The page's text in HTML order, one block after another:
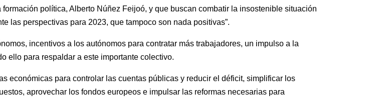
política, Alberto Núñez Feijoó, y que buscan combatir la insostenible situación
las perspectivas para 2023, que tampoco son nada positivas”.
incentivos a los autónomos para contratar más trabajadores, un impulso a la
ello para respaldar a este importante colectivo.
económicas para controlar las cuentas públicas y reducir el déficit, simplificar los
aprovechar los fondos europeos e impulsar las reformas necesarias para